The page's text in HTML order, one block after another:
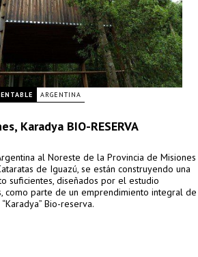
ARGENTINA
Karadya BIO-RESERVA
al Noreste de la Provincia de Misiones
de Iguazú, se están construyendo una
suficientes, diseñados por el estudio
como parte de un emprendimiento integral de
Bio-reserva.